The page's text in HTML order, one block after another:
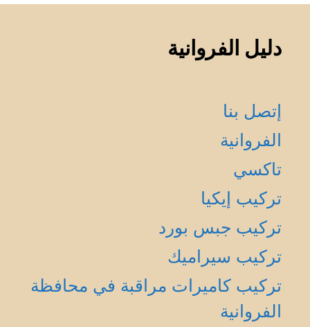
دليل الفروانية
إتصل بنا
الفروانية
تاكسي
تركيب إيكيا
تركيب جبس بورد
تركيب سيراميك
تركيب كاميرات مراقبة في محافظة
الفروانية